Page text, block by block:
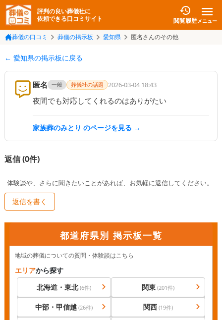
評判の良い葬儀社に
依頼できる口コミサイト
閲覧履歴メニュー
葬儀の口コミ 葬儀の掲示板 愛知県 匿名さんのその他
← 愛知県の掲示板に戻る
匿名 一般 葬儀社の話題 2026-03-04 18:43
夜間でも対応してくれるのはありがたい
家族葬のみとり のページを見る →
返信 (0件)
体験談や、さらに聞きたいことがあれば、お気軽に返信してください。
返信を書く
都道府県別 掲示板一覧
地域の葬儀についての質問・体験談はこちら
エリアから探す
北海道・東北(6件) 関東 (201件)
中部・甲信越 (26件) 関西 (19件)